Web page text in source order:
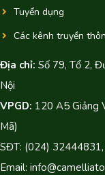
Tuyển dụng
Các kênh truyền
Địa chỉ: Số 79, Tổ 2,
Nội
VPGD: 120 A5 Giảng
Mã)
SĐT: (024)
Email: